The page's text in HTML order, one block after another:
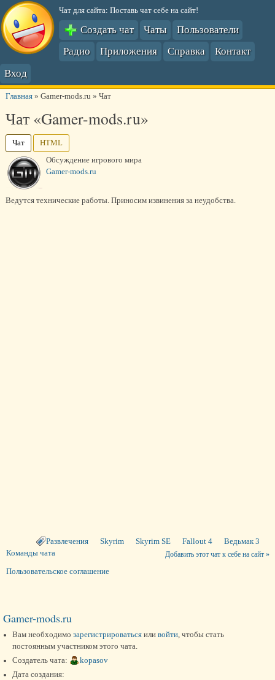
Чат для сайта: Поставь чат себе на сайт!
Создать чат Чаты
Пользователи
Радио
Приложения Справка
Контакт
Вход
Главная» Gamer-mods.ru » Чат
Чат «Gamer-mods.ru»
Чат
HTML
Обсуждение игрового мира
Gamer-mods.ru
Развлечения Skyrim Skyrim SE Fallout 4 Ведьмак 3
Добавить этот чат к себе на сайт »
Команды чата
Пользовательское соглашение
Gamer-mods.ru
Вам необходимо зарегистрироваться или войти, чтобы стать
постоянным участником этого чата.
Создатель чата:
kopasov
Дата создания: